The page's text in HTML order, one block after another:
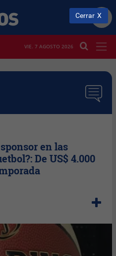
VIE. 7 AGOSTO 2026
en las
De US$ 4.000
Cerrar